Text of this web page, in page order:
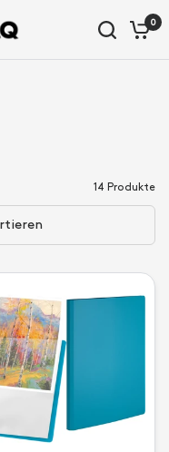
0
14 Produkte